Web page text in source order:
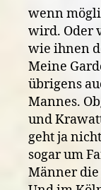
wenn
wird. Oder
wie ihnen
Meine
übrigens
Mannes.
und
geht ja
sogar um
Männer die